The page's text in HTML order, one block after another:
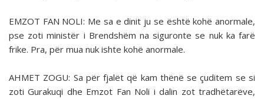
EMZOT FAN NOLI: Me sa e dinit ju se është kohë anormale,
pse zoti ministër i Brendshëm na siguronte se nuk ka farë
frike. Pra, për mua nuk ishte kohë anormale.
AHMET ZOGU: Sa për fjalët që kam thënë se çu­ditem se si
zoti Gurakuqi dhe Emzot Fan Noli i dalin zot tradhëtarëve,